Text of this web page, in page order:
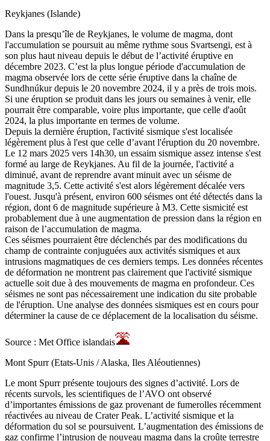
Reykjanes (Islande)
Dans la presqu’île de Reykjanes, le volume de magma, dont
l'accumulation se poursuit au même rythme sous Svartsengi, est à
son plus haut niveau depuis le début de l’activité éruptive en
décembre 2023. C’est la plus longue période d'accumulation de
magma observée lors de cette série éruptive dans la chaîne de
Sundhnúkur depuis le 20 novembre 2024, il y a près de trois mois.
Si une éruption se produit dans les jours ou semaines à venir, elle
pourrait être comparable, voire plus importante, que celle d'août
2024, la plus importante en termes de volume.
Depuis la dernière éruption, l'activité sismique s'est localisée
légèrement plus à l'est que celle d’avant l'éruption du 20 novembre.
Le 12 mars 2025 vers 14h30, un essaim sismique assez intense s'est
formé au large de Reykjanes. Au fil de la journée, l'activité a
diminué, avant de reprendre avant minuit avec un séisme de
magnitude 3,5. Cette activité s'est alors légèrement décalée vers
l'ouest. Jusqu'à présent, environ 600 séismes ont été détectés dans la
région, dont 6 de magnitude supérieure à M3. Cette sismicité est
probablement due à une augmentation de pression dans la région en
raison de l’accumulation de magma.
Ces séismes pourraient être déclenchés par des modifications du
champ de contrainte conjuguées aux activités sismiques et aux
intrusions magmatiques de ces derniers temps. Les données récentes
de déformation ne montrent pas clairement que l'activité sismique
actuelle soit due à des mouvements de magma en profondeur. Ces
séismes ne sont pas nécessairement une indication du site probable
de l'éruption. Une analyse des données sismiques est en cours pour
déterminer la cause de ce déplacement de la localisation du séisme.
Source : Met Office islandais
Mont Spurr (Etats-Unis / Alaska, Iles Aléoutiennes)
Le mont Spurr présente toujours des signes d’activité. Lors de
récents survols, les scientifiques de l’AVO ont observé
d’importantes émissions de gaz provenant de fumerolles récemment
réactivées au niveau de Crater Peak. L’activité sismique et la
déformation du sol se poursuivent. L’augmentation des émissions de
gaz confirme l’intrusion de nouveau magma dans la croûte terrestre